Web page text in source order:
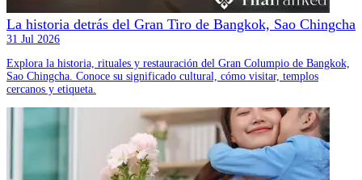
La historia detrás del Gran Tiro de Bangkok, Sao Chingcha
31 Jul 2026
Explora la historia, rituales y restauración del Gran Columpio de Bangkok,
Sao Chingcha. Conoce su significado cultural, cómo visitar, templos
cercanos y etiqueta.